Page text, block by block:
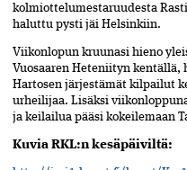
kolmiottelumestaruudesta
haluttu pysti jäi Helsinkiin.
Viikonlopun kruunasi hieno
Vuosaaren Heteniityn kentällä,
Hartosen järjestämät kilpailut
urheilijaa. Lisäksi
ja keilailua pääsi kokeilemaan
Kuvia RKL:n kesäpäiviltä: